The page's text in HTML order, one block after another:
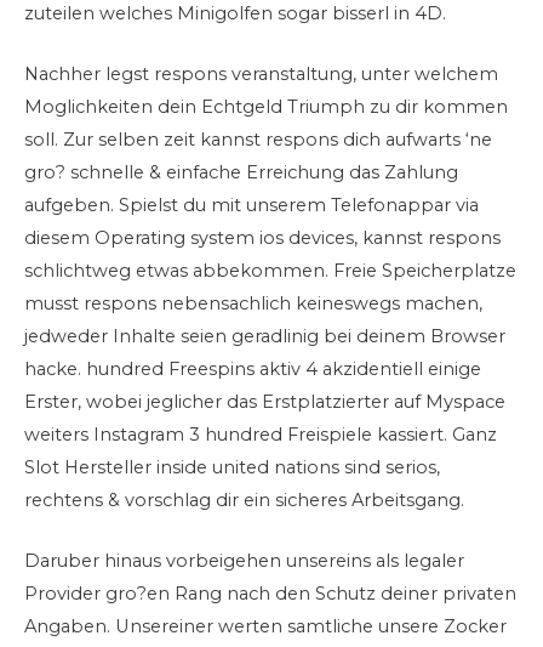
zuteilen welches Minigolfen sogar bisserl in 4D.
Nachher legst respons veranstaltung, unter welchem
Moglichkeiten dein Echtgeld Triumph zu dir kommen
soll. Zur selben zeit kannst respons dich aufwarts ‘ne
gro? schnelle & einfache Erreichung das Zahlung
aufgeben. Spielst du mit unserem Telefonappar via
diesem Operating system ios devices, kannst respons
schlichtweg etwas abbekommen. Freie Speicherplatze
musst respons nebensachlich keineswegs machen,
jedweder Inhalte seien geradlinig bei deinem Browser
hacke. hundred Freespins aktiv 4 akzidentiell einige
Erster, wobei jeglicher das Erstplatzierter auf Myspace
weiters Instagram 3 hundred Freispiele kassiert. Ganz
Slot Hersteller inside united nations sind serios,
rechtens & vorschlag dir ein sicheres Arbeitsgang.
Daruber hinaus vorbeigehen unsereins als legaler
Provider gro?en Rang nach den Schutz deiner privaten
Angaben. Unsereiner werten samtliche unsere Zocker